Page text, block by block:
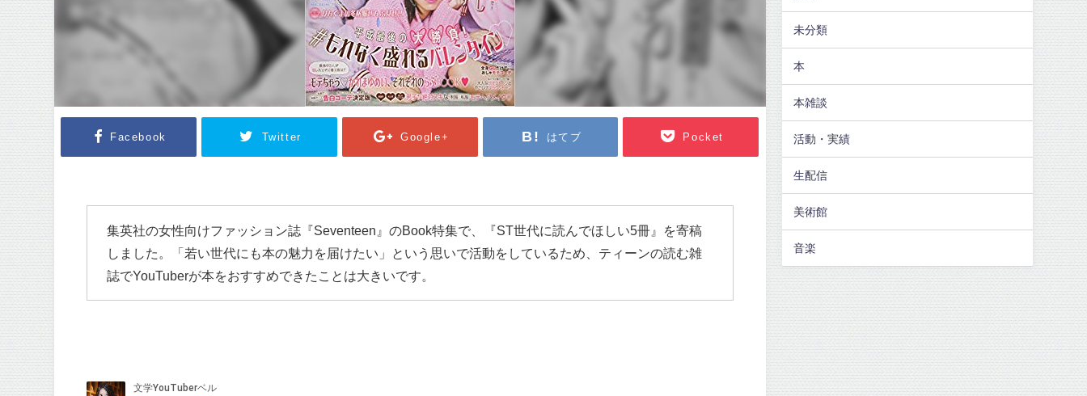
Facebook Twitter Google+ はてブ Pocket
集英社の女性向けファッション誌『Seventeen』のBook特集で、『ST世代に読んでほしい5冊』を寄稿
しました。「若い世代にも本の魅力を届けたい」という思いで活動をしているため、ティーンの読む雑
誌でYouTuberが本をおすすめできたことは大きいです。
未分類
本
本雑談
活動・実績
生配信
美術館
音楽